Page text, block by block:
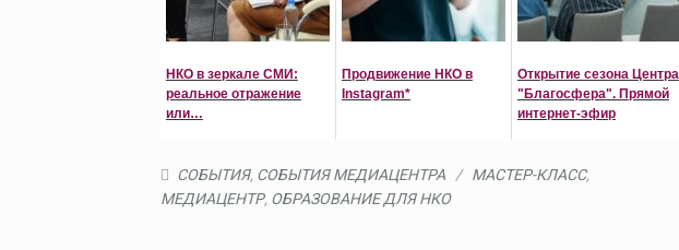
НКО в зеркале СМИ:
реальное отражение
или…
Продвижение НКО в
Instagram*
Открытие сезона Центра
"Благосфера". Прямой
интернет-эфир
СОБЫТИЯ, СОБЫТИЯ МЕДИАЦЕНТРА/ МАСТЕР-КЛАСС,
МЕДИАЦЕНТР, ОБРАЗОВАНИЕ ДЛЯ НКО